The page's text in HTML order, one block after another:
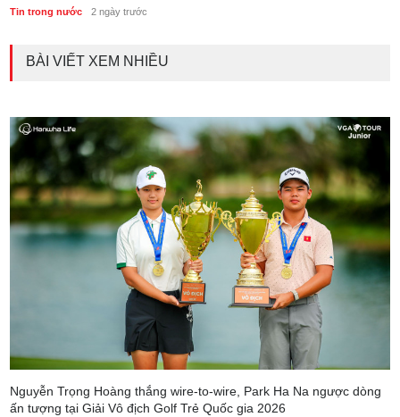
Tin trong nước 2 ngày trước
BÀI VIẾT XEM NHIỀU
Nguyễn Trọng Hoàng thắng wire-to-wire, Park Ha Na ngược dòng
ấn tượng tại Giải Vô địch Golf Trẻ Quốc gia 2026